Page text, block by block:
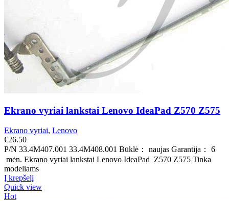
Ekrano vyriai lankstai Lenovo IdeaPad Z570 Z575
Ekrano vyriai, Lenovo
€26.50
P/N 33.4M407.001 33.4M408.001 Būklė： naujas Garantija： 6
mėn. Ekrano vyriai lankstai Lenovo IdeaPad Z570 Z575 Tinka
modeliams
Į krepšelį
Quick view
Hot